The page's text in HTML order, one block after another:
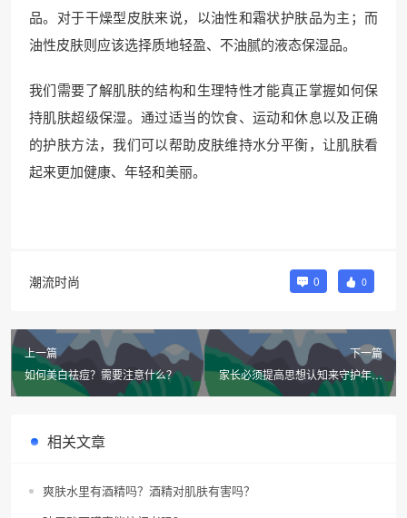
品。对于干燥型皮肤来说，以油性和霜状护肤品为主；而
油性皮肤则应该选择质地轻盈、不油腻的液态保湿品。
我们需要了解肌肤的结构和生理特性才能真正掌握如何保
持肌肤超级保湿。通过适当的饮食、运动和休息以及正确
的护肤方法，我们可以帮助皮肤维持水分平衡，让肌肤看
起来更加健康、年轻和美丽。
潮流时尚 0 0
上一篇
如何美白祛痘？需要注意什么？
下一篇
家长必须提高思想认知来守护年轻
心灵吗？
相关文章
爽肤水里有酒精吗？酒精对肌肤有害吗？